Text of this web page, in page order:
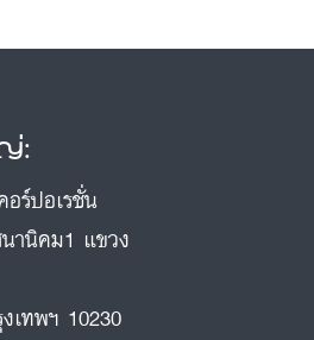
:
ร์ปอเรชั่น
านิคม1 แขวง
เทพฯ 10230